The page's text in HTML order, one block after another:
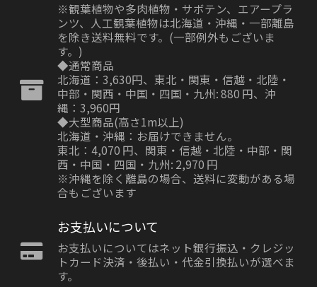
※観葉植物や多肉植物・サボテン、エアープラ
ンツ、人工観葉植物は北海道・沖縄・一部離島
を除き送料無料です。(一部例外もございま
す。)
◆通常商品
北海道：3,630円、東北・関東・信越・北陸・
中部・関西・中国・四国・九州: 880 円、沖
縄：3,960円
◆大型商品(高さ1m以上)
北海道・沖縄：お届けできません。
東北：4,070 円、関東・信越・北陸・中部・関
西・中国・四国・九州: 2,970 円
※沖縄を除く離島の場合、送料に変動がある場
合もございます
お支払いについて
お支払いについてはネット銀行振込・クレジッ
トカード決済・後払い・代金引換払いが選べま
す。